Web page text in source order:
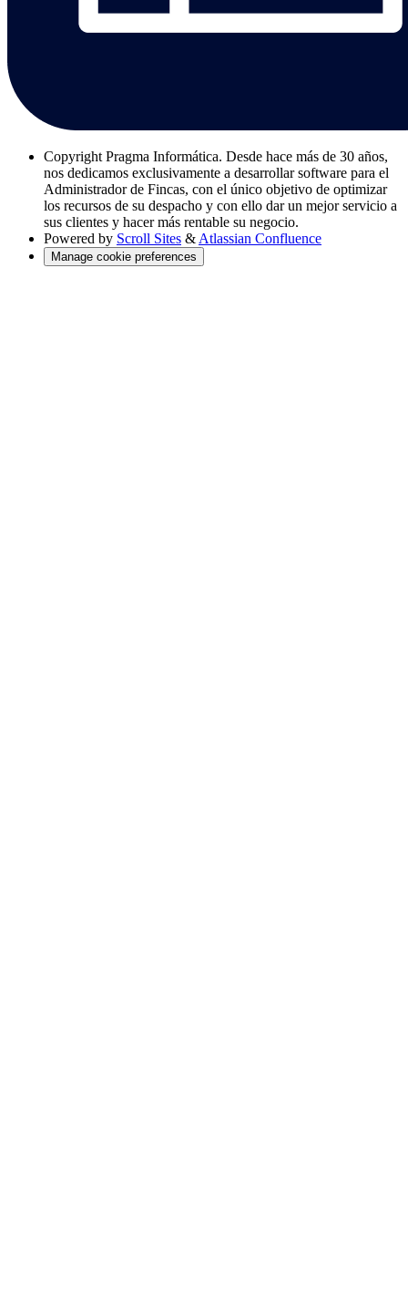
Copyright Pragma Informática. Desde hace más de 30 años,
nos dedicamos exclusivamente a desarrollar software para el
Administrador de Fincas, con el único objetivo de optimizar
los recursos de su despacho y con ello dar un mejor servicio a
sus clientes y hacer más rentable su negocio.
Powered by Scroll Sites & Atlassian Confluence
Manage cookie preferences